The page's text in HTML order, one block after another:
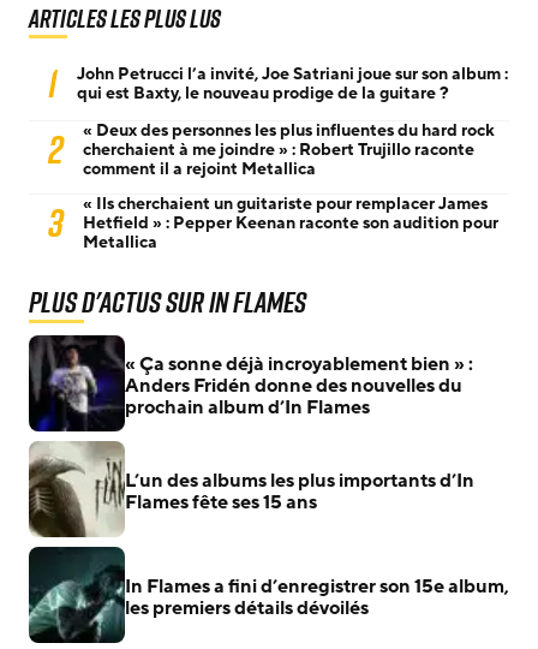
Articles les plus lus
1
John Petrucci l’a invité, Joe Satriani joue sur son album :
qui est Baxty, le nouveau prodige de la guitare ?
2
« Deux des personnes les plus influentes du hard rock
cherchaient à me joindre » : Robert Trujillo raconte
comment il a rejoint Metallica
3
« Ils cherchaient un guitariste pour remplacer James
Hetfield » : Pepper Keenan raconte son audition pour
Metallica
Plus d'actus sur In Flames
« Ça sonne déjà incroyablement bien » :
Anders Fridén donne des nouvelles du
prochain album d’In Flames
L’un des albums les plus importants d’In
Flames fête ses 15 ans
In Flames a fini d’enregistrer son 15e album,
les premiers détails dévoilés